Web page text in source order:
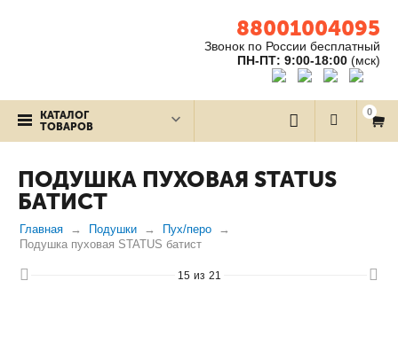
88001004095
Звонок по России бесплатный
ПН-ПТ: 9:00-18:00 (мск)
КАТАЛОГ
ТОВАРОВ
0
ПОДУШКА ПУХОВАЯ STATUS
БАТИСТ
Главная Подушки
Пух/перо
Подушка пуховая STATUS батист
15 из 21